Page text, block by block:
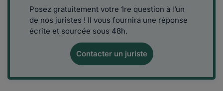
Posez gratuitement votre 1re question à l’un
de nos juristes ! Il vous fournira une réponse
écrite et sourcée sous 48h.
Contacter un juriste